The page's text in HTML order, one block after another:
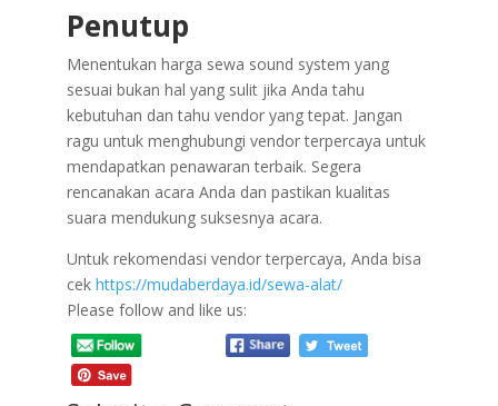
Penutup
Menentukan harga sewa sound system yang
sesuai bukan hal yang sulit jika Anda tahu
kebutuhan dan tahu vendor yang tepat. Jangan
ragu untuk menghubungi vendor terpercaya untuk
mendapatkan penawaran terbaik. Segera
rencanakan acara Anda dan pastikan kualitas
suara mendukung suksesnya acara.
Untuk rekomendasi vendor terpercaya, Anda bisa
cek https://mudaberdaya.id/sewa-alat/
Please follow and like us: